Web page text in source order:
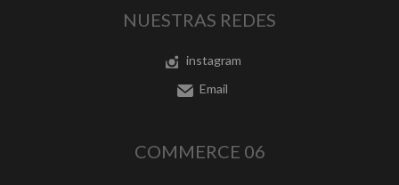
NUESTRAS REDES
instagram
Email
COMMERCE 06